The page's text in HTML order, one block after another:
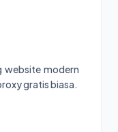
website modern
gratis biasa.